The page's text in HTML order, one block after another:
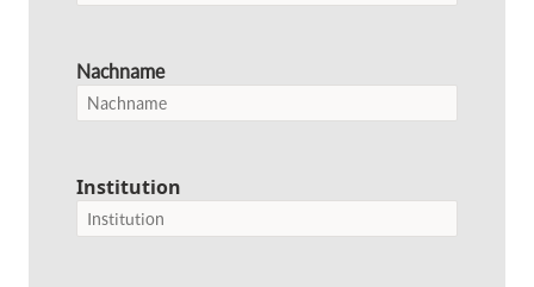
Nachname
Institution